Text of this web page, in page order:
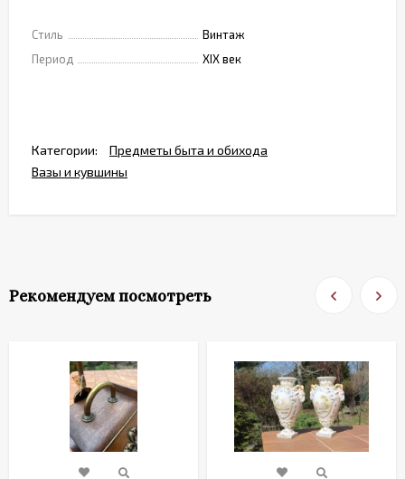
Стиль
Винтаж
Период
XIX век
Категории:
Предметы быта и обихода
Вазы и кувшины
Рекомендуем посмотреть